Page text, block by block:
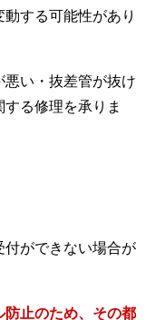
する可能性があり
い・抜差管が抜け
る修理を承りま
付ができない場合が
防止のため、その都